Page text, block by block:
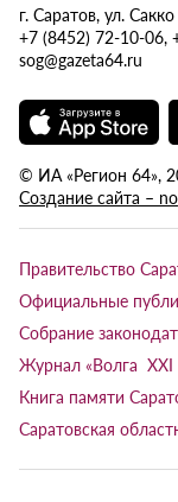
г. Саратов, ул.
+7 (8452) 72-10-06,
sog@gazeta64.ru
© ИА «Регион 64»,
Создание сайта –
Правительство
Официальные
Собрание
Журнал «Волга XXI
Книга памяти
Саратовская